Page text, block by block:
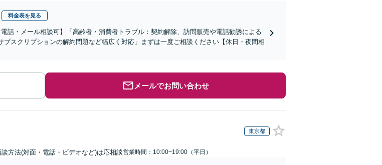
料金表を見る
電話・メール相談可】「高齢者・消費者トラブル：契約解除、訪問販売や電話勧誘による
ブスクリプションの解約問題など幅広く対応」まずは一度ご相談ください【休日・夜間相
メールでお問い合わせ
東京都
談方法(対面・電話・ビデオなど)は応相談営業時間：10:00~19:00（平日）